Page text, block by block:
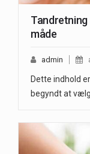
Tandretning
måde
admin
Dette indhold
begyndt at